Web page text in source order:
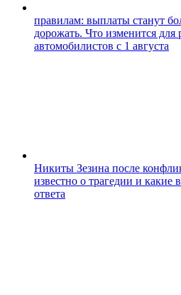
правилам: выплаты станут
дорожать. Что изменится для
автомобилистов с 1 августа
Никиты Зезина после
известно о трагедии и какие
ответа